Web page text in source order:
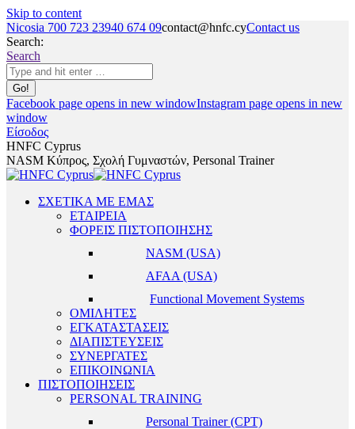
Skip to content
Nicosia 700 723 23940 674 09contact@hnfc.cyContact us
Search:
Search
Facebook page opens in new windowInstagram page opens in new
window
Είσοδος
HNFC Cyprus
NASM Κύπρος, Σχολή Γυμναστών, Personal Trainer
ΣΧΕΤΙΚΑ ΜΕ ΕΜΑΣ
ΕΤΑΙΡΕΙΑ
ΦΟΡΕΙΣ ΠΙΣΤΟΠΟΙΗΣΗΣ
NASM (USA)
AFAA (USA)
Functional Movement Systems
ΟΜΙΛΗΤΕΣ
ΕΓΚΑΤΑΣΤΑΣΕΙΣ
ΔΙΑΠΙΣΤΕΥΣΕΙΣ
ΣΥΝΕΡΓΑΤΕΣ
ΕΠΙΚΟΙΝΩΝΙΑ
ΠΙΣΤΟΠΟΙΗΣΕΙΣ
PERSONAL TRAINING
Personal Trainer (CPT)